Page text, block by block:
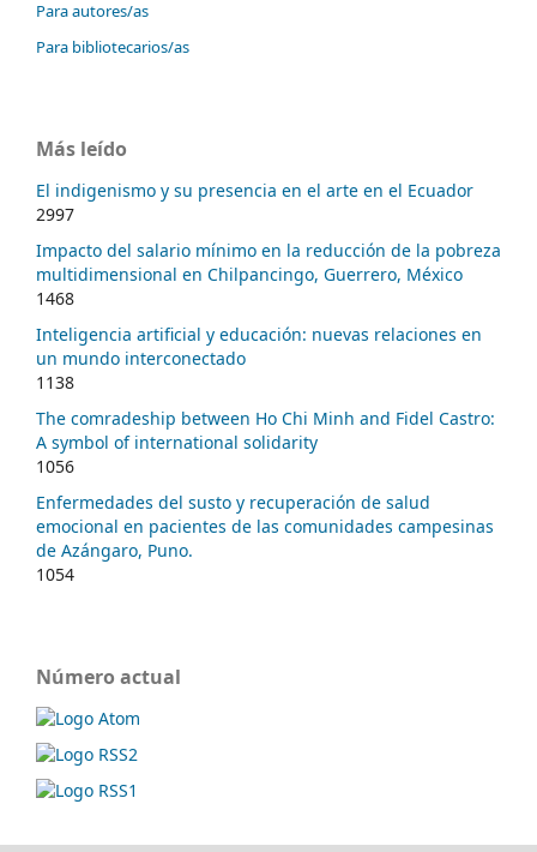
Para autores/as
Para bibliotecarios/as
Más leído
El indigenismo y su presencia en el arte en el Ecuador
2997
Impacto del salario mínimo en la reducción de la pobreza
multidimensional en Chilpancingo, Guerrero, México
1468
Inteligencia artificial y educación: nuevas relaciones en
un mundo interconectado
1138
The comradeship between Ho Chi Minh and Fidel Castro:
A symbol of international solidarity
1056
Enfermedades del susto y recuperación de salud
emocional en pacientes de las comunidades campesinas
de Azángaro, Puno.
1054
Número actual